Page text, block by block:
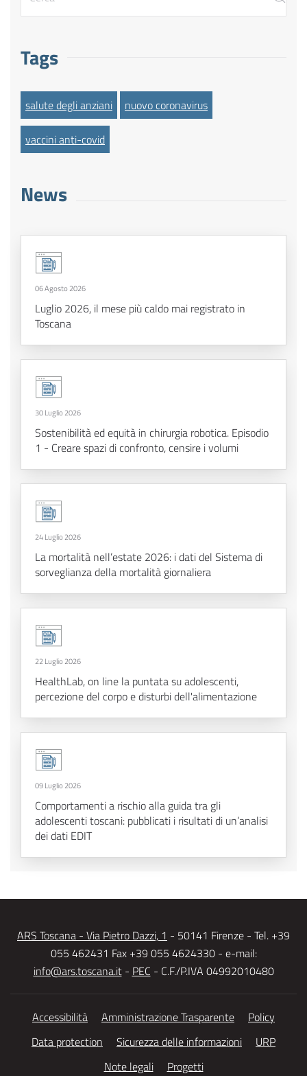
Tags
salute degli anziani nuovo coronavirus
vaccini anti-covid
News
06 Agosto 2026
Luglio 2026, il mese più caldo mai registrato in
Toscana
30 Luglio 2026
Sostenibilità ed equità in chirurgia robotica. Episodio
1 - Creare spazi di confronto, censire i volumi
24 Luglio 2026
La mortalità nell’estate 2026: i dati del Sistema di
sorveglianza della mortalità giornaliera
22 Luglio 2026
HealthLab, on line la puntata su adolescenti,
percezione del corpo e disturbi dell'alimentazione
09 Luglio 2026
Comportamenti a rischio alla guida tra gli
adolescenti toscani: pubblicati i risultati di un’analisi
dei dati EDIT
ARS Toscana - Via Pietro Dazzi, 1 - 50141 Firenze - Tel. +39
055 462431 Fax +39 055 4624330 - e-mail:
info@ars.toscana.it- PEC - C.F./P.IVA 04992010480
Accessibilità Amministrazione Trasparente
Policy
Data protection
Sicurezza delle informazioni
URP
Note legali
Progetti